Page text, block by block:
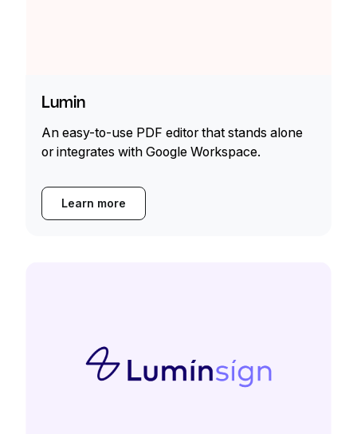
Lumin
An easy-to-use PDF editor that stands alone
or integrates with Google Workspace.
Learn more